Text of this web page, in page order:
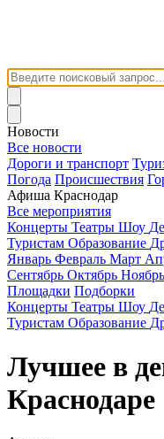
Новости
Все новости
Дороги и транспорт
Погода Происшествия
Афиша Краснодар
Все мероприятия
Концерты Театры Шоу
Туристам Образование
Январь Февраль Март
Сентябрь Октябрь Ноябрь
Площадки Подборки
Концерты Театры Шоу
Туристам Образование
Лучшее в
Краснодаре